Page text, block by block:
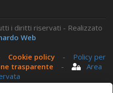
i diritti riservati - Realizzato
Web
Cookie policy- Policy per
trasparente -
Area